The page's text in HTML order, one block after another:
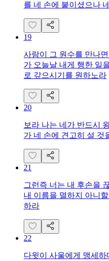
를 네 손에 붙이셨으나
19
사람이 그 원수를 만나
가 오늘날 내게 행한 일
로 갚으시기를 원하노라
20
보라 나는 네가 반드시
가 네 손에 견고히 설 것
21
그런즉 너는 내 후손을
내 이름을 멸하지 아니
하라
22
다윗이 사울에게 맹세